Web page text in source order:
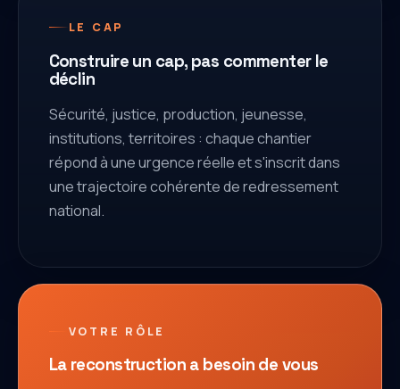
LE CAP
Construire un cap, pas commenter le
déclin
Sécurité, justice, production, jeunesse,
institutions, territoires : chaque chantier
répond à une urgence réelle et s'inscrit dans
une trajectoire cohérente de redressement
national.
VOTRE RÔLE
La reconstruction a besoin de vous